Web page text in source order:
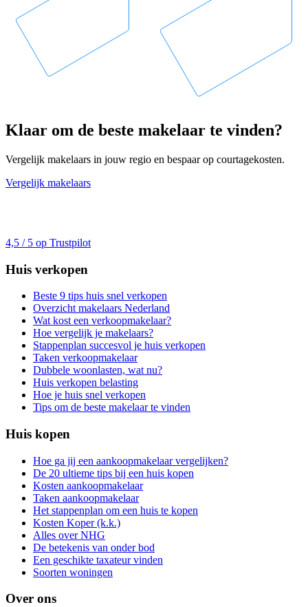
Klaar om de beste makelaar te vinden?
Vergelijk makelaars in jouw regio en bespaar op courtagekosten.
Vergelijk makelaars
4,5 / 5 op Trustpilot
Huis verkopen
Beste 9 tips huis snel verkopen
Overzicht makelaars Nederland
Wat kost een verkoopmakelaar?
Hoe vergelijk je makelaars?
Stappenplan succesvol je huis verkopen
Taken verkoopmakelaar
Dubbele woonlasten, wat nu?
Huis verkopen belasting
Hoe je huis snel verkopen
Tips om de beste makelaar te vinden
Huis kopen
Hoe ga jij een aankoopmakelaar vergelijken?
De 20 ultieme tips bij een huis kopen
Kosten aankoopmakelaar
Taken aankoopmakelaar
Het stappenplan om een huis te kopen
Kosten Koper (k.k.)
Alles over NHG
De betekenis van onder bod
Een geschikte taxateur vinden
Soorten woningen
Over ons